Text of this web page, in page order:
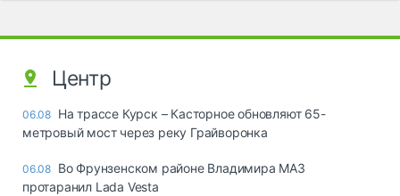
Центр
06.08 На трассе Курск – Касторное обновляют 65-
метровый мост через реку Грайворонка
06.08 Во Фрунзенском районе Владимира МАЗ
протаранил Lada Vesta